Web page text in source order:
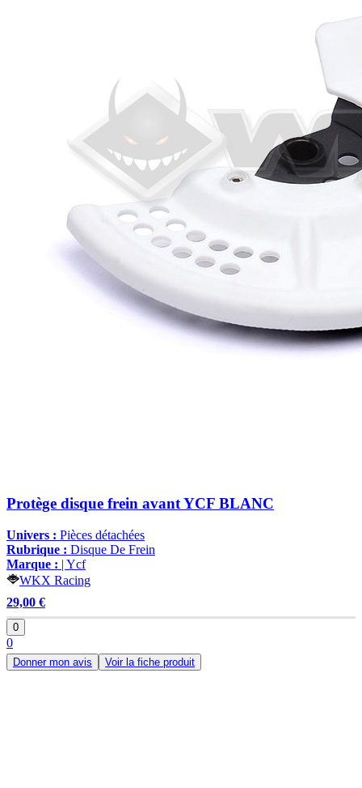
Protège disque frein avant YCF BLANC
Univers : Pièces détachées
Rubrique : Disque De Frein
Marque : | Ycf
WKX Racing
29,00 €
0
0
Donner mon avis Voir la fiche produit